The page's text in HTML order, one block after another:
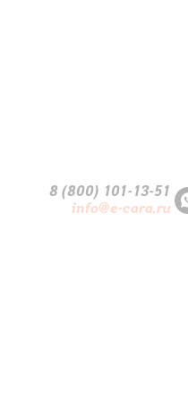
8 (800) 101-13-51
info@e-cara.ru
производителей мира
трансмиссия с